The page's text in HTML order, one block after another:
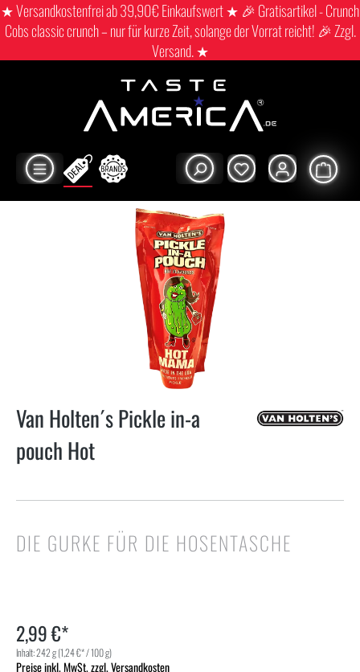
★ Versandkostenfrei ab 39,90€ Einkaufswert ★ 🎉 Gratisartikel - Crunch
Cobs classic crunch – nur für kurze Zeit, solange der Vorrat reicht! 🎉 Zzgl.
Versand. ★
Van Holten´s Pickle in-a
pouch Hot
DIE GURKE FÜR DIE HOSENTASCHE
2,99 €*
Inhalt:242 g(1,24 €* / 100 g)
Preise inkl. MwSt. zzgl. Versandkosten